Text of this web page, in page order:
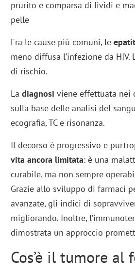
prurito e comparsa di lividi e
pelle
Fra le cause più comuni, le
meno diffusa l’infezione da HIV.
di rischio.
Ladiagnosi viene effettuata nei
sulla base delle analisi del
ecografia, TC e risonanza.
Il decorso è progressivo e
vita ancora limitata: è una
curabile, ma non sempre
Grazie allo sviluppo di farmaci
avanzate, gli indici di
migliorando. Inoltre,
dimostrata un approccio
Cos’è il tumore al